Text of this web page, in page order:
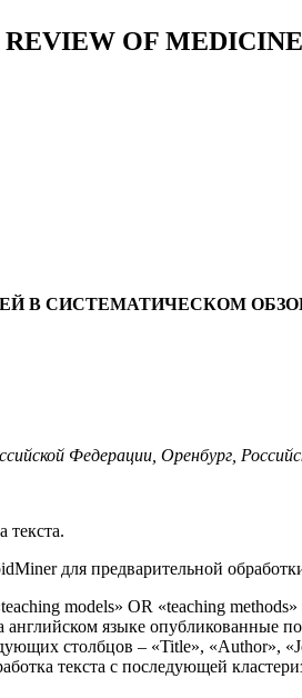
OF MEDICINE
В СИСТЕМАТИЧЕСКОМ
Федерации, Оренбург,
текста.
для предварительной
models» OR «teaching
языке опубликованные по
столбцов – «Title», «Author»,
текста с последующей